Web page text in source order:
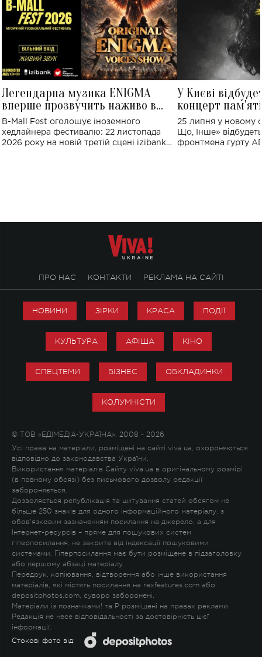
Легендарна музика ENIGMA
вперше прозвучить наживо в
Україні: де відбудеться концерт
B-Mall Fest оголошує іноземного
хедлайнера фестивалю: 22 листопада
2026 року на новій третій сцені izibank
У Києві
концерт
Клименка:
виконають
25 липня у новому
Що, Інше»
фронтмена гурту
ПРО НАС КОНТАКТИ РЕКЛАМА НА САЙТІ
НОВИНИ ЗІРКИ КРАСА ПОДІЇ
КУЛЬТУРА АФІША КІНО
СПЕЦТЕМИ БІЗНЕС ОБКЛАДИНКИ
КОЛУМНІСТИ
© ТОВ «ЕДІМЕДІА-УКРАЇНА», 2008 - 2026
Усі права на матеріали, розміщені на сайті viva.ua, охороняються
відповідно до законодавства України.
Використання матеріалів Сайту viva.ua в оригінальному розмірі
(в повному обсязі) без письмового дозволу редакції
забороняється.
Дозволяється републікація та цитування статей обсягом не
більше 250 знаків для одного інформаційного матеріалу, з
обов'язковим зазначенням посилання на джерело, а для
Інтернет-ресурсів – пряме для пошукових систем
гіперпосилання, не закрите від індексації пошуковими
системами. Гіперпосилання має бути розміщене в підзаголовку
або першому абзаці матеріалу.
Передрук, копіювання, відтворення або інше використання
матеріалів, які містять посилання на rexfeatures.com або
depositphotos.com, суворо заборонені.
Матеріали із позначками! та P розміщені на правах реклами.
Редакція не несе відповідальності за достовірність цієї
інформації.
Стокові фото від: